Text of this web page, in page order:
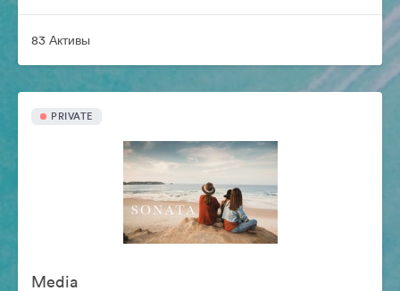
83 Активы
PRIVATE
Media